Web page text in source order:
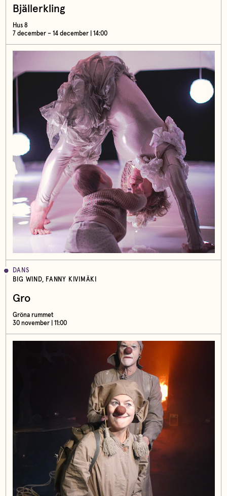
Bjällerkling
Hus 8
7 december – 14 december | 14:00
DANS
BIG WIND, FANNY KIVIMÄKI
Gro
Gröna rummet
30 november | 11:00